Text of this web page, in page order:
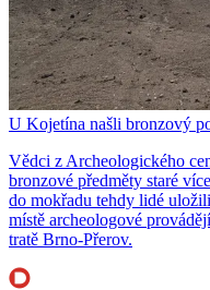
U Kojetína našli bronzový
Vědci z Archeologického
bronzové předměty staré
do mokřadu tehdy lidé
místě archeologové
tratě Brno-Přerov.